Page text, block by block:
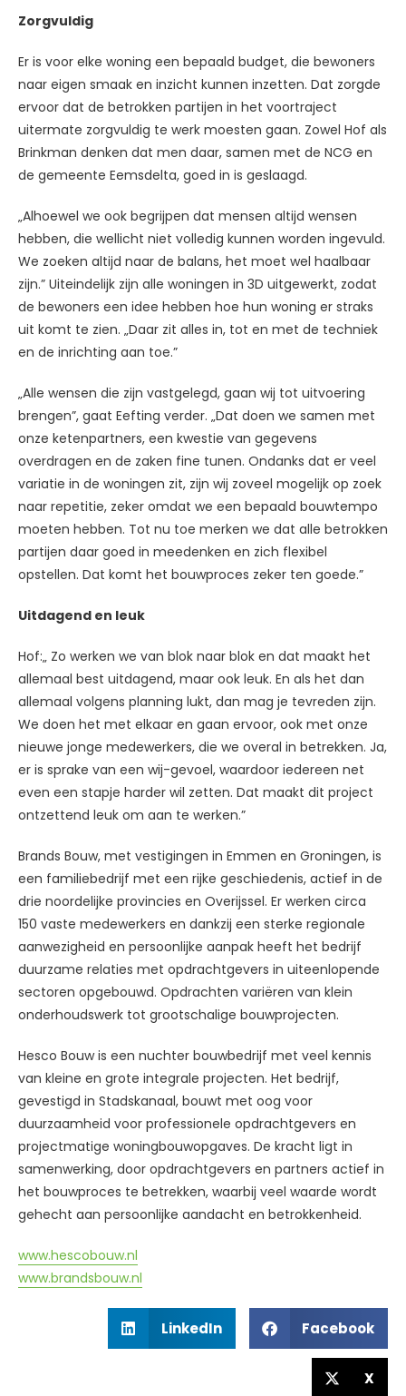
Zorgvuldig
Er is voor elke woning een bepaald budget, die bewoners
naar eigen smaak en inzicht kunnen inzetten. Dat zorgde
ervoor dat de betrokken partijen in het voortraject
uitermate zorgvuldig te werk moesten gaan. Zowel Hof als
Brinkman denken dat men daar, samen met de NCG en
de gemeente Eemsdelta, goed in is geslaagd.
„Alhoewel we ook begrijpen dat mensen altijd wensen
hebben, die wellicht niet volledig kunnen worden ingevuld.
We zoeken altijd naar de balans, het moet wel haalbaar
zijn.” Uiteindelijk zijn alle woningen in 3D uitgewerkt, zodat
de bewoners een idee hebben hoe hun woning er straks
uit komt te zien. „Daar zit alles in, tot en met de techniek
en de inrichting aan toe.”
„Alle wensen die zijn vastgelegd, gaan wij tot uitvoering
brengen”, gaat Eefting verder. „Dat doen we samen met
onze ketenpartners, een kwestie van gegevens
overdragen en de zaken fine tunen. Ondanks dat er veel
variatie in de woningen zit, zijn wij zoveel mogelijk op zoek
naar repetitie, zeker omdat we een bepaald bouwtempo
moeten hebben. Tot nu toe merken we dat alle betrokken
partijen daar goed in meedenken en zich flexibel
opstellen. Dat komt het bouwproces zeker ten goede.”
Uitdagend en leuk
Hof:„ Zo werken we van blok naar blok en dat maakt het
allemaal best uitdagend, maar ook leuk. En als het dan
allemaal volgens planning lukt, dan mag je tevreden zijn.
We doen het met elkaar en gaan ervoor, ook met onze
nieuwe jonge medewerkers, die we overal in betrekken. Ja,
er is sprake van een wij-gevoel, waardoor iedereen net
even een stapje harder wil zetten. Dat maakt dit project
ontzettend leuk om aan te werken.”
Brands Bouw, met vestigingen in Emmen en Groningen, is
een familiebedrijf met een rijke geschiedenis, actief in de
drie noordelijke provincies en Overijssel. Er werken circa
150 vaste medewerkers en dankzij een sterke regionale
aanwezigheid en persoonlijke aanpak heeft het bedrijf
duurzame relaties met opdrachtgevers in uiteenlopende
sectoren opgebouwd. Opdrachten variëren van klein
onderhoudswerk tot grootschalige bouwprojecten.
Hesco Bouw is een nuchter bouwbedrijf met veel kennis
van kleine en grote integrale projecten. Het bedrijf,
gevestigd in Stadskanaal, bouwt met oog voor
duurzaamheid voor professionele opdrachtgevers en
projectmatige woningbouwopgaves. De kracht ligt in
samenwerking, door opdrachtgevers en partners actief in
het bouwproces te betrekken, waarbij veel waarde wordt
gehecht aan persoonlijke aandacht en betrokkenheid.
www.hescobouw.nl
www.brandsbouw.nl
LinkedIn Facebook
X